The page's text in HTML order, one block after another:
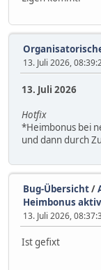
13. Juli 2026,
13. Juli 2026
Hotfix
*Heimbonus bei
und dann durch
Bug-Übersicht/
Heimbonus
13. Juli 2026,
Ist gefixt